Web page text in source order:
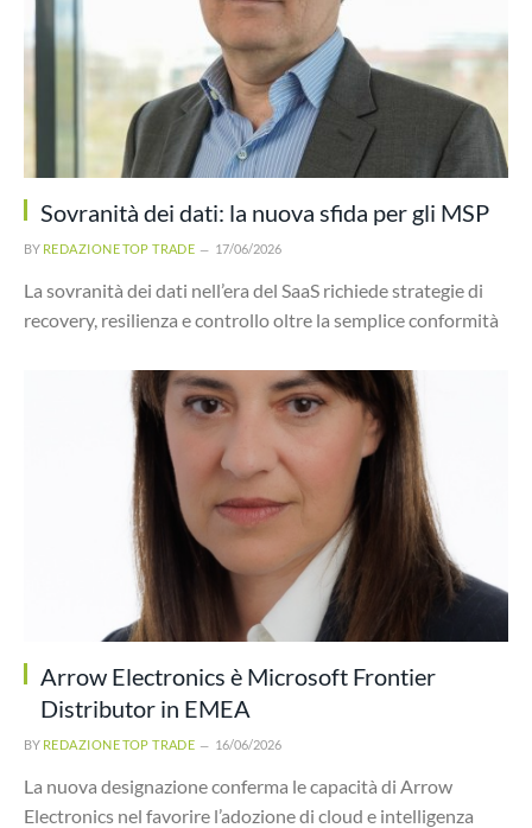
Sovranità dei dati: la nuova sfida per gli MSP
BY REDAZIONE TOP TRADE 17/06/2026
La sovranità dei dati nell’era del SaaS richiede strategie di
recovery, resilienza e controllo oltre la semplice conformità
Arrow Electronics è Microsoft Frontier
Distributor in EMEA
BY REDAZIONE TOP TRADE 16/06/2026
La nuova designazione conferma le capacità di Arrow
Electronics nel favorire l’adozione di cloud e intelligenza